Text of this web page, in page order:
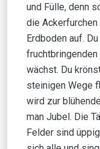
und Fülle, denn
die
Erdboden auf.
wächst. Du
steinigen Wege
wird zur
man Jubel. Die
Felder sind